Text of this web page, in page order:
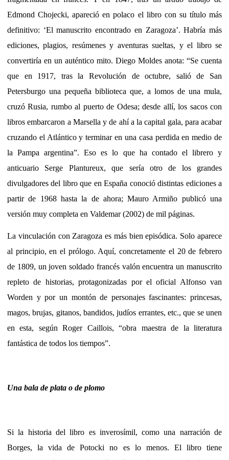
Edmond Chojecki, apareció en polaco el libro con su título más
definitivo: ‘El manuscrito encontrado en Zaragoza’. Habría más
ediciones, plagios, resúmenes y aventuras sueltas, y el libro se
convertiría en un auténtico mito. Diego Moldes anota: “Se cuenta
que en 1917, tras la Revolución de octubre, salió de San
Petersburgo una pequeña biblioteca que, a lomos de una mula,
cruzó Rusia, rumbo al puerto de Odesa; desde allí, los sacos con
libros embarcaron a Marsella y de ahí a la capital gala, para acabar
cruzando el Atlántico y terminar en una casa perdida en medio de
la Pampa argentina”. Eso es lo que ha contado el librero y
anticuario Serge Plantureux, que sería otro de los grandes
divulgadores del libro que en España conoció distintas ediciones a
partir de 1968 hasta la de ahora; Mauro Armiño publicó una
versión muy completa en Valdemar (2002) de mil páginas.
La vinculación con Zaragoza es más bien episódica. Solo aparece
al principio, en el prólogo. Aquí, concretamente el 20 de febrero
de 1809, un joven soldado francés valón encuentra un manuscrito
repleto de historias, protagonizadas por el oficial Alfonso van
Worden y por un montón de personajes fascinantes: princesas,
magos, brujas, gitanos, bandidos, judíos errantes, etc., que se unen
en esta, según Roger Caillois, “obra maestra de la literatura
fantástica de todos los tiempos”.
Una bala de plata o de plomo
Si la historia del libro es inverosímil, como una narración de
Borges, la vida de Potocki no es lo menos. El libro tiene